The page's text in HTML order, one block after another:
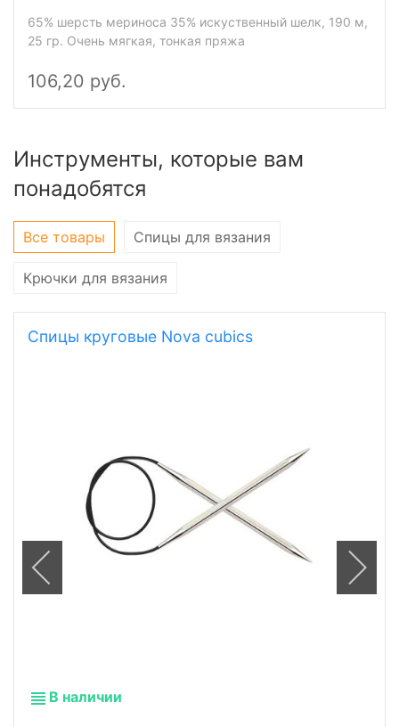
65% шерсть мериноса 35% искуственный шелк, 190 м,
25 гр. Очень мягкая, тонкая пряжа
106,20 руб.
Инструменты, которые вам
понадобятся
Все товары Спицы для вязания
Крючки для вязания
Спицы круговые Nova cubics
В наличии